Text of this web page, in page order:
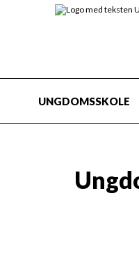
UNGDOMSSKOLE